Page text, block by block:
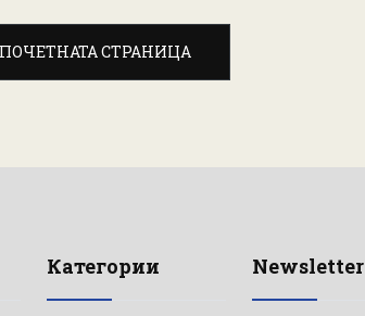
ПОЧЕТНАТА СТРАНИЦА
Категории Newsletter